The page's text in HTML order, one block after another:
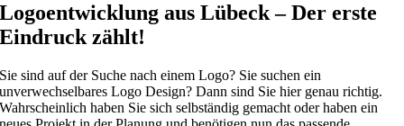
Logoentwicklung aus Lübeck – Der erste
Eindruck zählt!
Sie sind auf der Suche nach einem Logo? Sie suchen ein
unverwechselbares Logo Design? Dann sind Sie hier genau richtig.
Wahrscheinlich haben Sie sich selbständig gemacht oder haben ein